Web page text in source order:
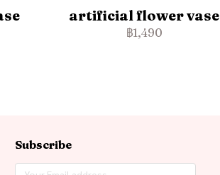
artificial flower vase
฿1,490
Subscribe